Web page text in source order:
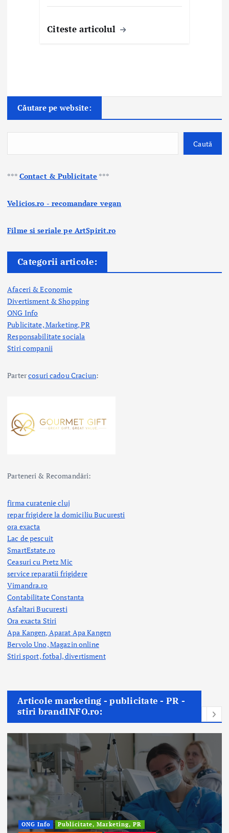
Citeste articolul
Căutare pe website:
Caută
*** Contact & Publicitate ***
Velicios.ro - recomandare vegan
Filme si seriale pe ArtSpirit.ro
Categorii articole:
Afaceri & Economie
Divertisment & Shopping
ONG Info
Publicitate, Marketing, PR
Responsabilitate sociala
Stiri companii
Partercosuri cadou Craciun:
Parteneri & Recomandări:
firma curatenie cluj
repar frigidere la domiciliu Bucuresti
ora exacta
Lac de pescuit
SmartEstate.ro
Ceasuri cu Pretz Mic
service reparatii frigidere
Vimandra.ro
Contabilitate Constanta
Asfaltari Bucuresti
Ora exacta Stiri
Apa Kangen, Aparat Apa Kangen
Bervolo Uno, Magazin online
Stiri sport, fotbal,divertisment
Articole marketing - publicitate - PR -
stiri brandINFO.ro:
ONG Info
Publicitate, Marketing, PR